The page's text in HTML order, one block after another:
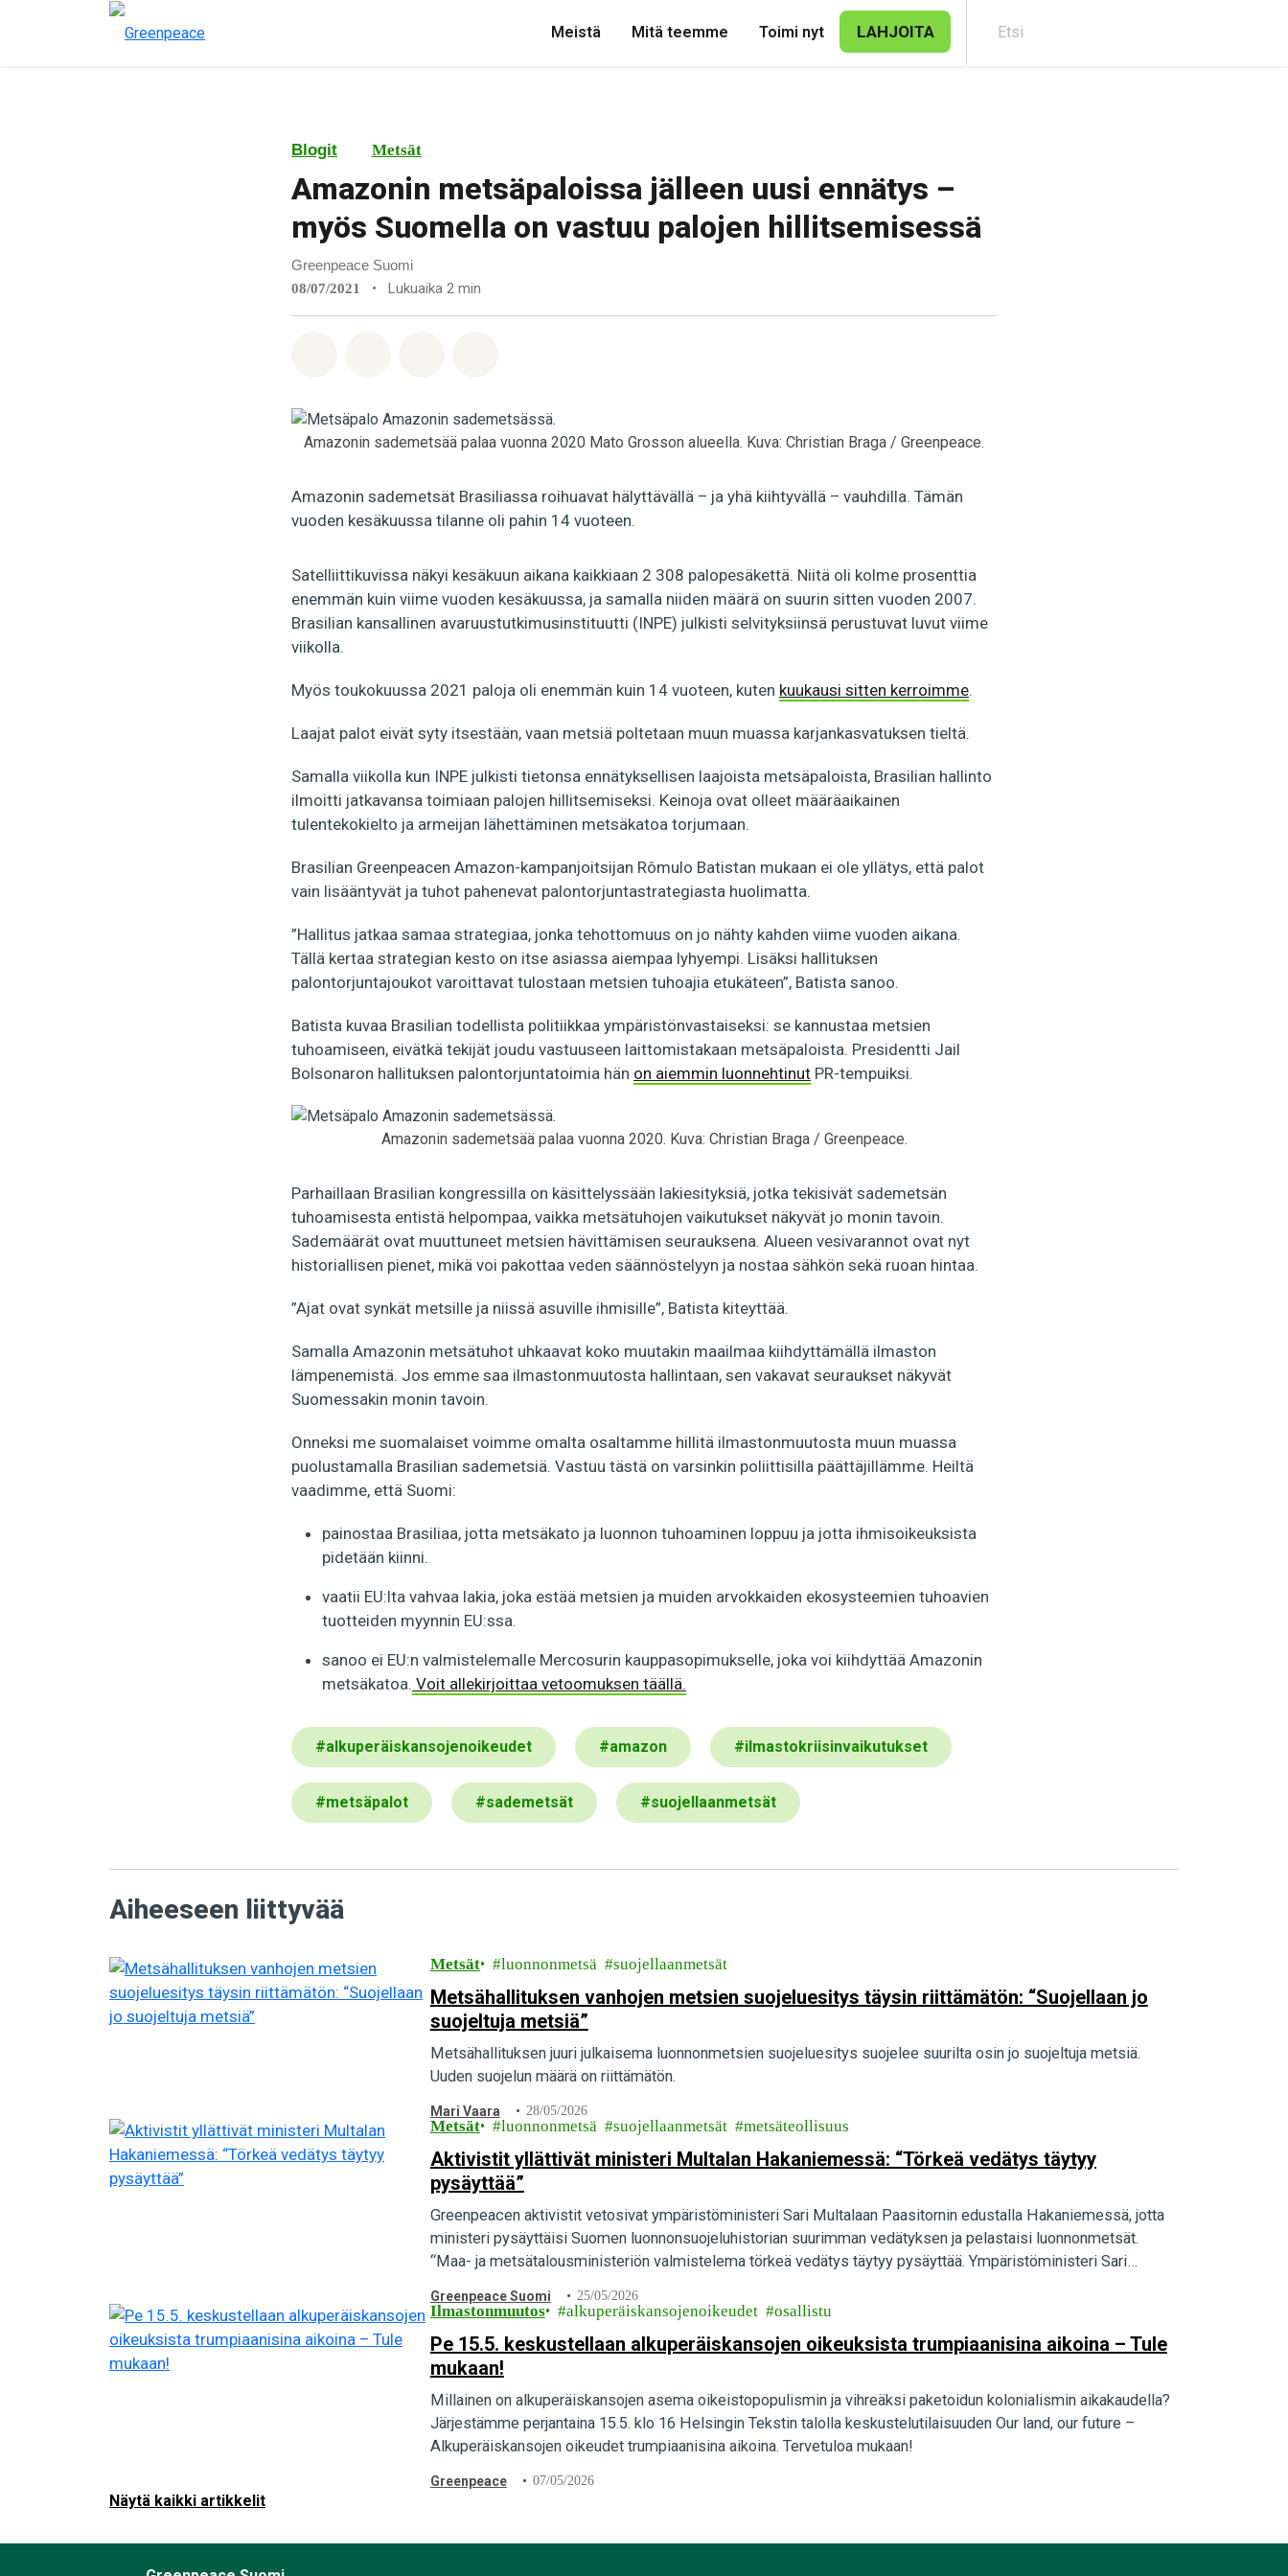
Meistä Mitä teemme Toimi nyt LAHJOITA
Blogit Metsät
Amazonin metsäpaloissa jälleen uusi ennätys –
myös Suomella on vastuu palojen hillitsemisessä
Greenpeace Suomi
08/07/2021 • Lukuaika 2 min
Amazonin sademetsää palaa vuonna 2020 Mato Grosson alueella. Kuva: Christian Braga / Greenpeace.
Amazonin sademetsät Brasiliassa roihuavat hälyttävällä – ja yhä kiihtyvällä – vauhdilla. Tämän
vuoden kesäkuussa tilanne oli pahin 14 vuoteen.
Satelliittikuvissa näkyi kesäkuun aikana kaikkiaan 2 308 palopesäkettä. Niitä oli kolme prosenttia
enemmän kuin viime vuoden kesäkuussa, ja samalla niiden määrä on suurin sitten vuoden 2007.
Brasilian kansallinen avaruustutkimusinstituutti (INPE) julkisti selvityksiinsä perustuvat luvut viime
viikolla.
Myös toukokuussa 2021 paloja oli enemmän kuin 14 vuoteen, kuten kuukausi sitten kerroimme.
Laajat palot eivät syty itsestään, vaan metsiä poltetaan muun muassa karjankasvatuksen tieltä.
Samalla viikolla kun INPE julkisti tietonsa ennätyksellisen laajoista metsäpaloista, Brasilian hallinto
ilmoitti jatkavansa toimiaan palojen hillitsemiseksi. Keinoja ovat olleet määräaikainen
tulentekokielto ja armeijan lähettäminen metsäkatoa torjumaan.
Brasilian Greenpeacen Amazon-kampanjoitsijan Rômulo Batistan mukaan ei ole yllätys, että palot
vain lisääntyvät ja tuhot pahenevat palontorjuntastrategiasta huolimatta.
”Hallitus jatkaa samaa strategiaa, jonka tehottomuus on jo nähty kahden viime vuoden aikana.
Tällä kertaa strategian kesto on itse asiassa aiempaa lyhyempi. Lisäksi hallituksen
palontorjuntajoukot varoittavat tulostaan metsien tuhoajia etukäteen”, Batista sanoo.
Batista kuvaa Brasilian todellista politiikkaa ympäristönvastaiseksi: se kannustaa metsien
tuhoamiseen, eivätkä tekijät joudu vastuuseen laittomistakaan metsäpaloista. Presidentti Jail
Bolsonaron hallituksen palontorjuntatoimia hän on aiemmin luonnehtinut PR-tempuiksi.
Amazonin sademetsää palaa vuonna 2020. Kuva: Christian Braga / Greenpeace.
Parhaillaan Brasilian kongressilla on käsittelyssään lakiesityksiä, jotka tekisivät sademetsän
tuhoamisesta entistä helpompaa, vaikka metsätuhojen vaikutukset näkyvät jo monin tavoin.
Sademäärät ovat muuttuneet metsien hävittämisen seurauksena. Alueen vesivarannot ovat nyt
historiallisen pienet, mikä voi pakottaa veden säännöstelyyn ja nostaa sähkön sekä ruoan hintaa.
”Ajat ovat synkät metsille ja niissä asuville ihmisille”, Batista kiteyttää.
Samalla Amazonin metsätuhot uhkaavat koko muutakin maailmaa kiihdyttämällä ilmaston
lämpenemistä. Jos emme saa ilmastonmuutosta hallintaan, sen vakavat seuraukset näkyvät
Suomessakin monin tavoin.
Onneksi me suomalaiset voimme omalta osaltamme hillitä ilmastonmuutosta muun muassa
puolustamalla Brasilian sademetsiä. Vastuu tästä on varsinkin poliittisilla päättäjillämme. Heiltä
vaadimme, että Suomi:
painostaa Brasiliaa, jotta metsäkato ja luonnon tuhoaminen loppuu ja jotta ihmisoikeuksista
pidetään kiinni.
vaatii EU:lta vahvaa lakia, joka estää metsien ja muiden arvokkaiden ekosysteemien tuhoavien
tuotteiden myynnin EU:ssa.
sanoo ei EU:n valmistelemalle Mercosurin kauppasopimukselle, joka voi kiihdyttää Amazonin
metsäkatoa. Voit allekirjoittaa vetoomuksen täällä.
#alkuperäiskansojenoikeudet #amazon #ilmastokriisinvaikutukset
#metsäpalot #sademetsät #suojellaanmetsät
Aiheeseen liittyvää
Metsät luonnonmetsä suojellaanmetsät
Metsähallituksen vanhojen metsien suojeluesitys täysin riittämätön: “Suojellaan jo
suojeltuja metsiä”
Metsähallituksen juuri julkaisema luonnonmetsien suojeluesitys suojelee suurilta osin jo suojeltuja metsiä.
Uuden suojelun määrä on riittämätön.
Mari Vaara 28/05/2026
Metsät luonnonmetsä suojellaanmetsät metsäteollisuus
Aktivistit yllättivät ministeri Multalan Hakaniemessä: “Törkeä vedätys täytyy
pysäyttää”
Greenpeacen aktivistit vetosivat ympäristöministeri Sari Multalaan Paasitornin edustalla Hakaniemessä, jotta
ministeri pysäyttäisi Suomen luonnonsuojeluhistorian suurimman vedätyksen ja pelastaisi luonnonmetsät.
“Maa- ja metsätalousministeriön valmistelema törkeä vedätys täytyy pysäyttää. Ympäristöministeri Sari
Greenpeace Suomi 25/05/2026
Ilmastonmuutos alkuperäiskansojenoikeudet osallistu
Pe 15.5. keskustellaan alkuperäiskansojen oikeuksista trumpiaanisina aikoina – Tule
mukaan!
Millainen on alkuperäiskansojen asema oikeistopopulismin ja vihreäksi paketoidun kolonialismin aikakaudella?
Järjestämme perjantaina 15.5. klo 16 Helsingin Tekstin talolla keskustelutilaisuuden Our land, our future –
Alkuperäiskansojen oikeudet trumpiaanisina aikoina. Tervetuloa mukaan!
Greenpeace 07/05/2026
Näytä kaikki artikkelit